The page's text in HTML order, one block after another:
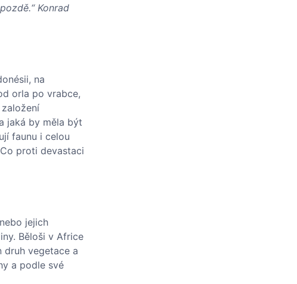
Konrad
na
orla po vrabce,
jaká by měla být
faunu i celou
proti devastaci
jejich
Běloši v Africe
druh vegetace a
a podle své